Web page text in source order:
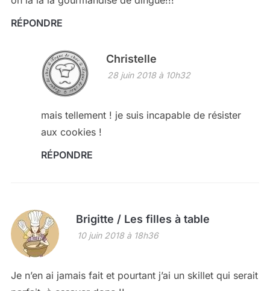
RÉPONDRE
Christelle
28 juin 2018 à 10h32
mais tellement ! je suis incapable de résister
aux cookies !
RÉPONDRE
Brigitte / Les filles à table
10 juin 2018 à 18h36
Je n’en ai jamais fait et pourtant j’ai un skillet qui serait